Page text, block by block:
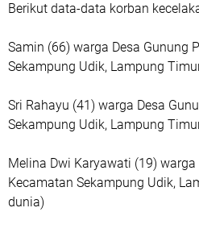
Berikut data-data korban
Samin (66) warga Desa Gunung
Sekampung Udik, Lampung
Sri Rahayu (41) warga Desa
Sekampung Udik, Lampung
Melina Dwi Karyawati (19)
Kecamatan Sekampung Udik,
dunia)